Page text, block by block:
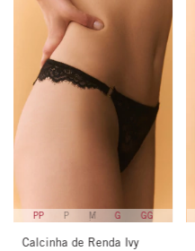
PP P M G GG
Calcinha de Renda Ivy